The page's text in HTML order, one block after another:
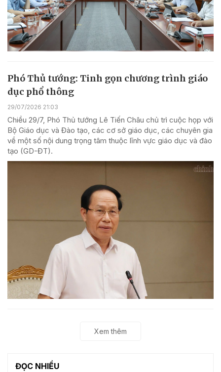
Phó Thủ tướng: Tinh gọn chương trình giáo
dục phổ thông
29/07/2026 21:03
Chiều 29/7, Phó Thủ tướng Lê Tiến Châu chủ trì cuộc họp với
Bộ Giáo dục và Đào tạo, các cơ sở giáo dục, các chuyên gia
về một số nội dung trọng tâm thuộc lĩnh vực giáo dục và đào
tạo (GD-ĐT).
Xem thêm
ĐỌC NHIỀU